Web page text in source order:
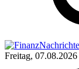
Freitag, 07.08.2026